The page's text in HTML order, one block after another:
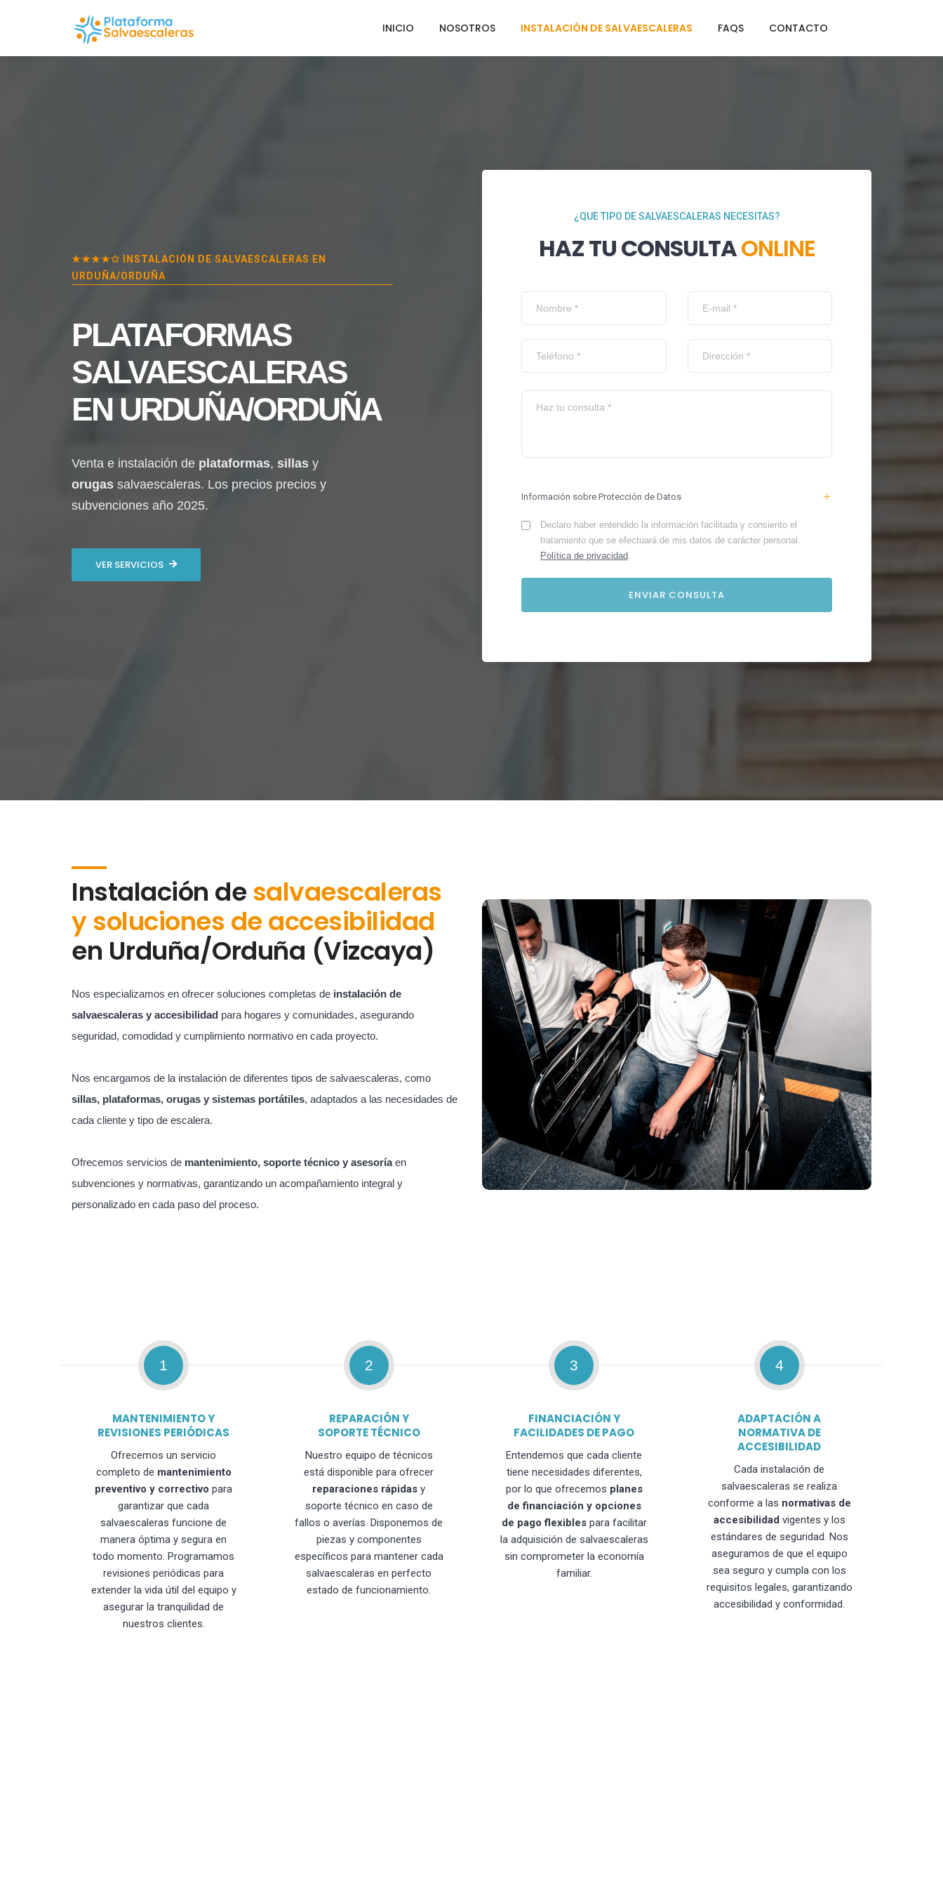
INICIO NOSOTROS INSTALACIÓN DE SALVAESCALERAS FAQS CONTACTO
★★★★✩ INSTALACIÓN DE SALVAESCALERAS EN
URDUÑA/ORDUÑA
PLATAFORMAS
SALVAESCALERAS
EN URDUÑA/ORDUÑA
Venta e instalación de plataformas, sillas y
orugas salvaescaleras. Los precios precios y
subvenciones año 2025.
VER SERVICIOS
¿QUE TIPO DE SALVAESCALERAS NECESITAS?
HAZ TU CONSULTAONLINE
Información sobre Protección de Datos
Declaro haber entendido la información facilitada y consiento el
tratamiento que se efectuará de mis datos de carácter personal.
Política de privacidad.
Instalación desalvaescaleras
y soluciones de accesibilidad
en Urduña/Orduña (Vizcaya)
Nos especializamos en ofrecer soluciones completas de instalación de
salvaescaleras y accesibilidad para hogares y comunidades, asegurando
seguridad, comodidad y cumplimiento normativo en cada proyecto.
Nos encargamos de la instalación de diferentes tipos de salvaescaleras, como
sillas, plataformas, orugas y sistemas portátiles, adaptados a las necesidades de
cada cliente y tipo de escalera.
Ofrecemos servicios de mantenimiento, soporte técnico y asesoríaen
subvenciones y normativas, garantizando un acompañamiento integral y
personalizado en cada paso del proceso.
1
MANTENIMIENTO Y
REVISIONES PERIÓDICAS
Ofrecemos un servicio
completo de mantenimiento
preventivo y correctivo para
garantizar que cada
salvaescaleras funcione de
manera óptima y segura en
todo momento. Programamos
revisiones periódicas para
extender la vida útil del equipo y
asegurar la tranquilidad de
nuestros clientes.
2
REPARACIÓN Y
SOPORTE TÉCNICO
Nuestro equipo de técnicos
está disponible para ofrecer
reparaciones rápidas y
soporte técnico en caso de
fallos o averías. Disponemos de
piezas y componentes
específicos para mantener cada
salvaescaleras en perfecto
estado de funcionamiento.
3
FINANCIACIÓN Y
FACILIDADES DE PAGO
Entendemos que cada cliente
tiene necesidades diferentes,
por lo que ofrecemos planes
de financiación y opciones
de pago flexiblespara facilitar
la adquisición de salvaescaleras
sin comprometer la economía
familiar.
4
ADAPTACIÓN A
NORMATIVA DE
ACCESIBILIDAD
Cada instalación de
salvaescaleras se realiza
conforme a las normativas de
accesibilidad vigentes y los
estándares de seguridad. Nos
aseguramos de que el equipo
sea seguro y cumpla con los
requisitos legales, garantizando
accesibilidad y conformidad.